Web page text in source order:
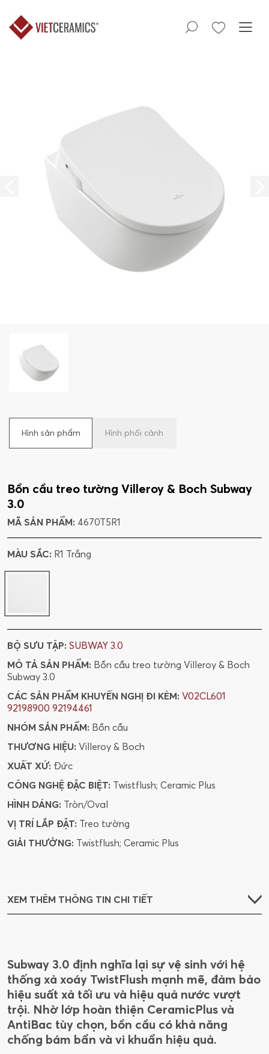
Hình sản phẩm Hình phối cảnh
Bồn cầu treo tường Villeroy & Boch Subway
3.0
MÃ SẢN PHẨM: 4670T5R1
MÀU SẮC: R1 Trắng
BỘ SƯU TẬP: SUBWAY 3.0
MÔ TẢ SẢN PHẨM: Bồn cầu treo tường Villeroy & Boch
Subway 3.0
CÁC SẢN PHẨM KHUYẾN NGHỊ ĐI KÈM: V02CL601
92198900 92194461
NHÓM SẢN PHẨM: Bồn cầu
THƯƠNG HIỆU: Villeroy & Boch
XUẤT XỨ: Đức
CÔNG NGHỆ ĐẶC BIỆT: Twistflush; Ceramic Plus
HÌNH DÁNG: Tròn/Oval
VỊ TRÍ LẮP ĐẶT: Treo tường
GIẢI THƯỞNG: Twistflush; Ceramic Plus
XEM THÊM THÔNG TIN CHI TIẾT
Subway 3.0 định nghĩa lại sự vệ sinh với hệ
thống xả xoáy TwistFlush mạnh mẽ, đảm bảo
hiệu suất xả tối ưu và hiệu quả nước vượt
trội. Nhờ lớp hoàn thiện CeramicPlus và
AntiBac tùy chọn, bồn cầu có khả năng
chống bám bẩn và vi khuẩn hiệu quả.